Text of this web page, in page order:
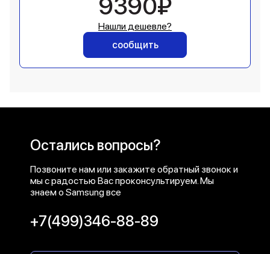
9390₽
Нашли дешевле?
сообщить
Остались вопросы?
Позвоните нам или закажите обратный звонок и
мы с радостью Вас проконсультируем. Мы
знаем о Samsung все
+7(499)346-88-89